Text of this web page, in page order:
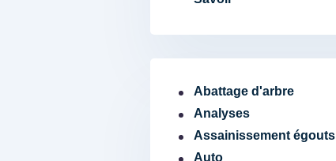
Abattage d'arbre
Analyses
Assainissement égouts
Auto